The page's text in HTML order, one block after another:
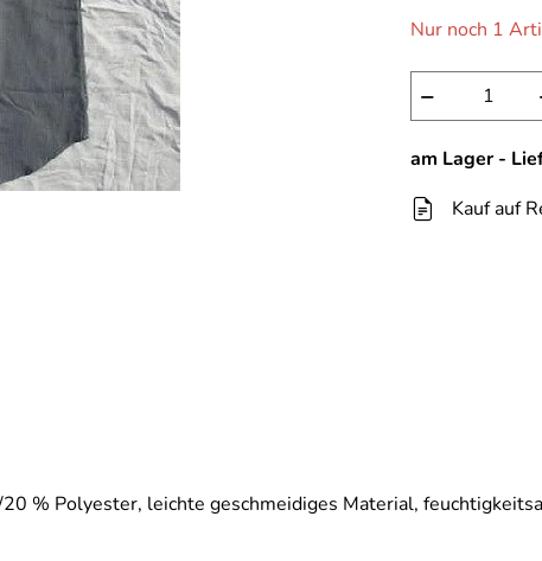
Nur noch 1
−
am Lager -
Kauf auf
% Polyester, leichte geschmeidiges Material,